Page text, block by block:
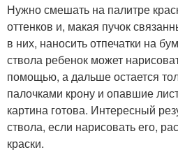
Нужно смешать на палитре
оттенков и, макая пучок
в них, наносить отпечатки на
ствола ребенок может
помощью, а дальше остается
палочками крону и опавшие
картина готова. Интересный
ствола, если нарисовать его,
краски.